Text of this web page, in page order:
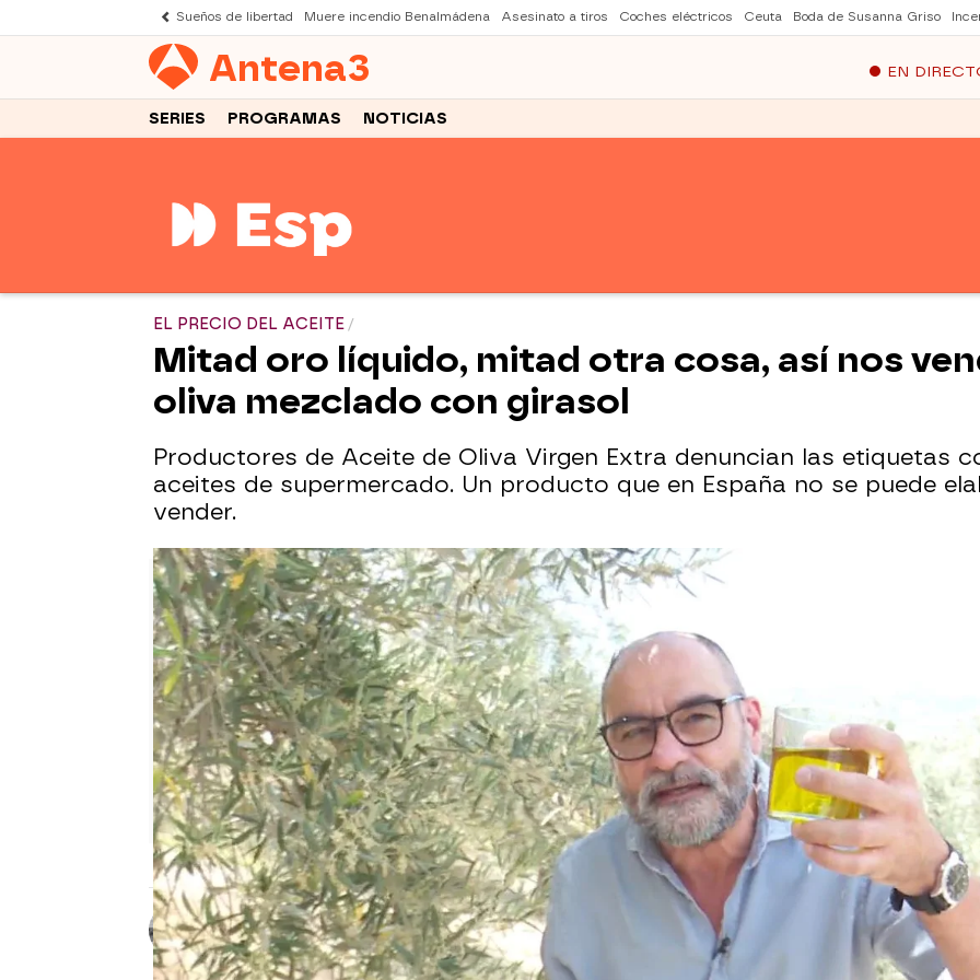
Sueños de libertad Muere incendio Benalmádena Asesinato a tiros Coches eléctricos Ceuta Boda de Susanna Griso
Antena3 EN
SERIES PROGRAMAS NOTICIAS
EL PRECIO DEL ACEITE
Mitad oro líquido, mitad otra cosa, así nos
oliva mezclado con girasol
Productores de Aceite de Oliva Virgen Extra denuncian las etiquetas
aceites de supermercado. Un producto que en España no se puede
vender.
Raúl García
Publicado:09 de mayo de 2023, 12:27
Facebook
X